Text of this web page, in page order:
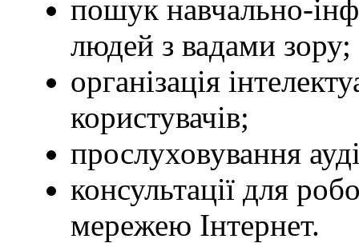
пошук навчально-
людей з вадами зору;
організація
користувачів;
прослуховування
консультації для
мережею Інтернет.